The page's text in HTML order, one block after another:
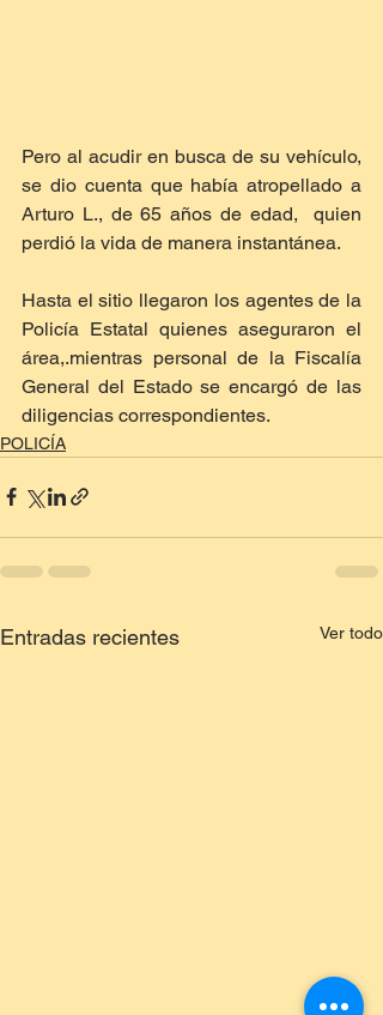
Pero al acudir en busca de su vehículo,
se dio cuenta que había atropellado a
Arturo L., de 65 años de edad,  quien
perdió la vida de manera instantánea.
Hasta el sitio llegaron los agentes de la
Policía Estatal quienes aseguraron el
área,.mientras personal de la Fiscalía
General del Estado se encargó de las
diligencias correspondientes.
POLICÍA
Entradas recientes Ver todo